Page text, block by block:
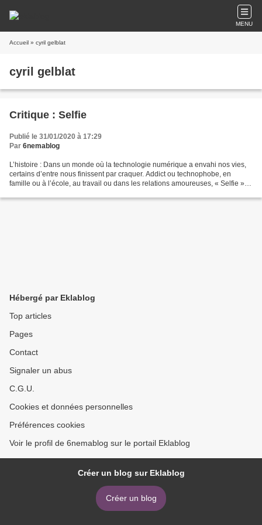
MENU
Accueil » cyril gelblat
cyril gelblat
Critique : Selfie
Publié le 31/01/2020 à 17:29
Par 6nemablog
L’histoire : Dans un monde où la technologie numérique a envahi nos vies,
certains d’entre nous finissent par craquer. Addict ou technophobe, en
famille ou à l’école, au travail ou dans les relations amoureuses, « Selfie »
Hébergé par Eklablog
Top articles
Pages
Contact
Signaler un abus
C.G.U.
Cookies et données personnelles
Préférences cookies
Voir le profil de 6nemablog sur le portail Eklablog
Créer un blog sur Eklablog
Créer un blog